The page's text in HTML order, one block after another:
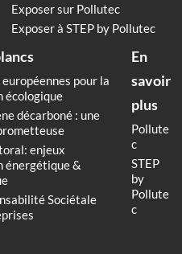
Exposer sur Pollutec
Exposer à STEP by Pollutec
européennes pour la
écologique
décarboné : une
enjeux
énergétique &
Sociétale
En
savoir
plus
Pollute
c
STEP
by
Pollute
c